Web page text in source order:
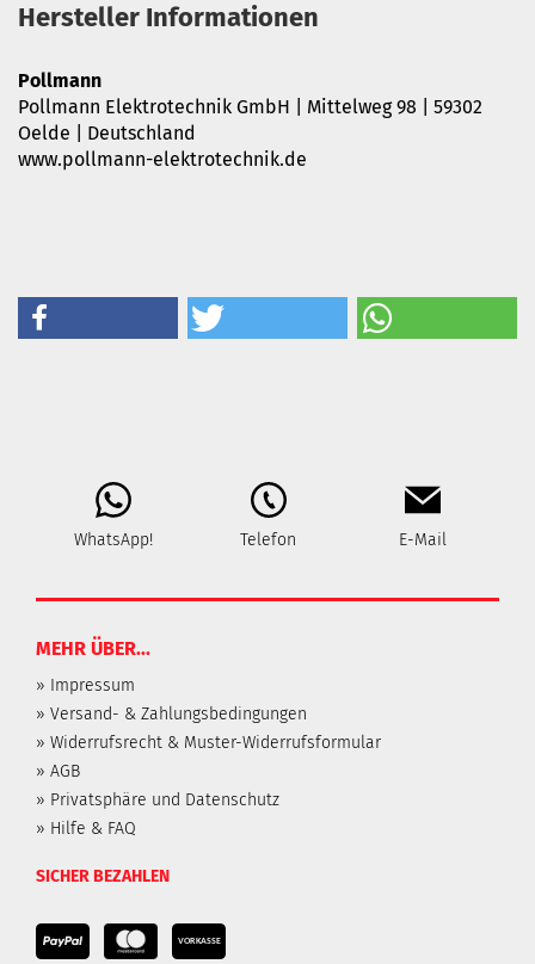
Hersteller Informationen
Pollmann
Pollmann Elektrotechnik GmbH | Mittelweg 98 | 59302
Oelde | Deutschland
www.pollmann-elektrotechnik.de
WhatsApp! Telefon E-Mail
MEHR ÜBER...
» Impressum
» Versand- & Zahlungsbedingungen
» Widerrufsrecht & Muster-Widerrufsformular
» AGB
» Privatsphäre und Datenschutz
» Hilfe & FAQ
SICHER BEZAHLEN